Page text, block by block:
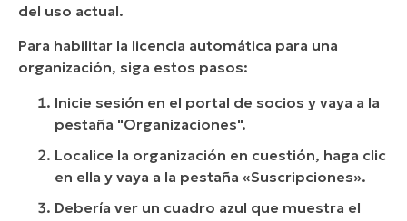
del uso actual.
Para habilitar la licencia automática para una
organización, siga estos pasos:
Inicie sesión en el portal de socios y vaya a la
pestaña "Organizaciones".
Localice la organización en cuestión, haga clic
en ella y vaya a la pestaña «Suscripciones».
Debería ver un cuadro azul que muestra el